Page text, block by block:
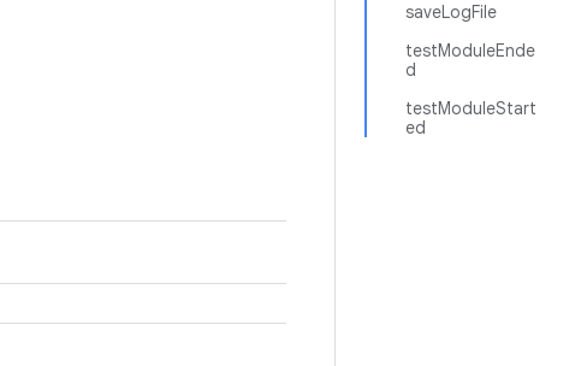
saveLogFile
testModuleEnde
d
testModuleStart
ed